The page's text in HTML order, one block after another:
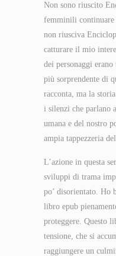
Non sono riuscito
femminili continuare
non riusciva
catturare il mio
dei personaggi erano
più sorprendente di
racconta, ma la
i silenzi che parlano
umana e del nostro
ampia tappezzeria
L’azione in questa
sviluppi di trama
po’ disorientato. Ho
libro epub
proteggere. Questo
tensione, che si
raggiungere un